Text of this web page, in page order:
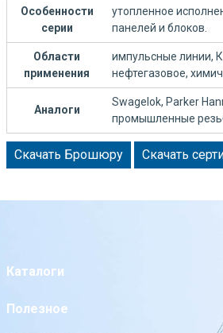
Особенности
серии
утопленное
панелей и блоков.
Области
применения
импульсные линии,
нефтегазовое,
Аналоги
Swagelok, Parker
промышленные
Скачать Брошюру Скачать
Каталоги
Полезное